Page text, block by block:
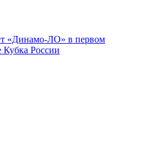
«Динамо-ЛО» в первом
Кубка России